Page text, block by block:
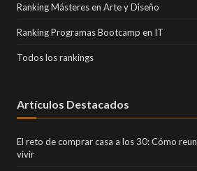
Ranking Másteres en Arte y Diseño
Ranking Programas Bootcamp en IT
Todos los rankings
Artículos Destacados
El reto de comprar casa a los 30: Cómo
vivir